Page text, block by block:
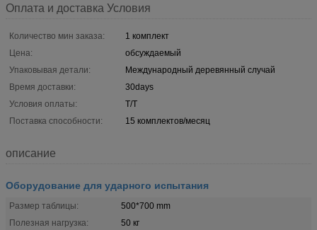
Оплата и доставка Условия
Количество мин заказа:
1 комплект
Цена:
обсуждаемый
Упаковывая детали:
Международный деревянный случай
Время доставки:
30days
Условия оплаты:
T/T
Поставка способности:
15 комплектов/месяц
описание
Оборудование для ударного испытания
Размер таблицы:
500*700 mm
Полезная нагрузка:
50 кг